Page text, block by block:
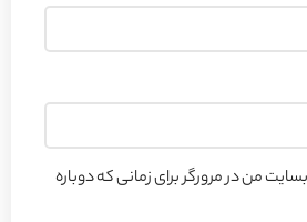
من در مرورگر برای زمانی که دوباره